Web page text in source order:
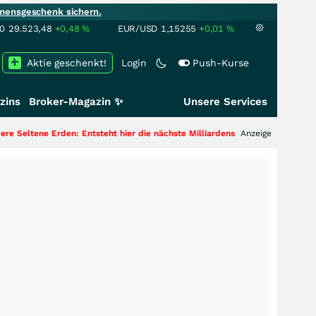
sichern.
29.523,48 +0,48% EUR/USD 1,15255 +0,01 %
Login Push-Kurse
Aktie geschenkt!
Broker-Magazin ✨ Unsere Services
Erden: Entsteht hier die nächste Milliardenstory?+++Anzeige